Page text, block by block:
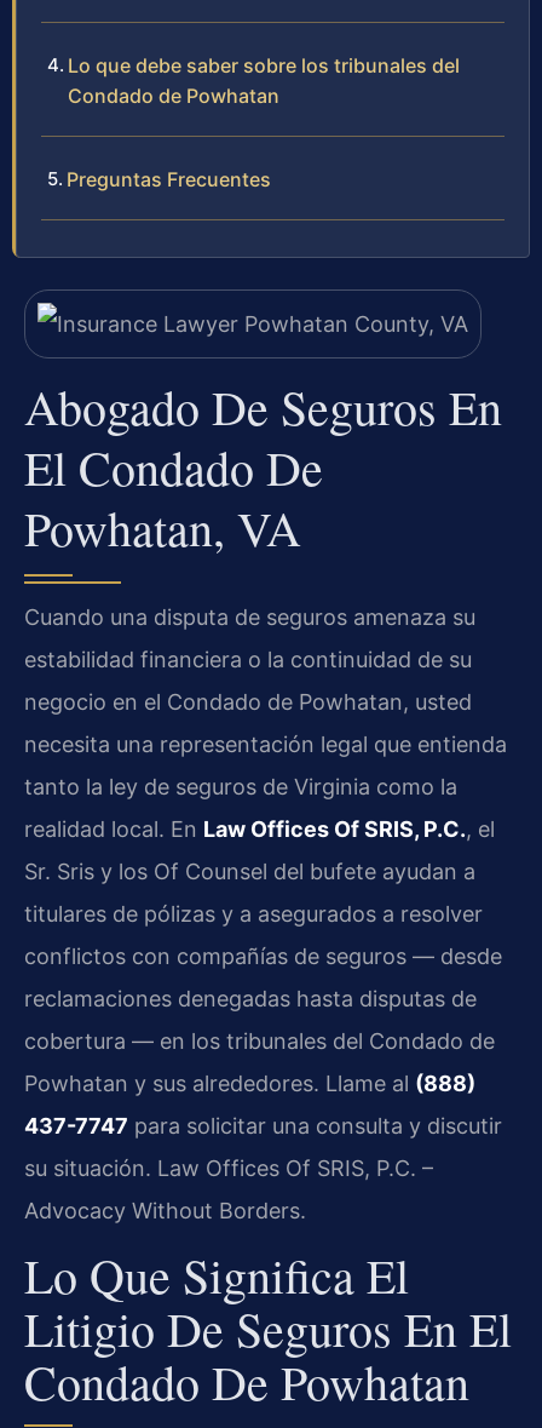
Lo que debe saber sobre los tribunales del
Condado de Powhatan
Preguntas Frecuentes
Abogado De Seguros En
El Condado De
Powhatan, VA
Cuando una disputa de seguros amenaza su
estabilidad financiera o la continuidad de su
negocio en el Condado de Powhatan, usted
necesita una representación legal que entienda
tanto la ley de seguros de Virginia como la
realidad local. En Law Offices Of SRIS, P.C., el
Sr. Sris y los Of Counsel del bufete ayudan a
titulares de pólizas y a asegurados a resolver
conflictos con compañías de seguros — desde
reclamaciones denegadas hasta disputas de
cobertura — en los tribunales del Condado de
Powhatan y sus alrededores. Llame al (888)
437-7747 para solicitar una consulta y discutir
su situación. Law Offices Of SRIS, P.C. –
Advocacy Without Borders.
Lo Que Significa El
Litigio De Seguros En El
Condado De Powhatan